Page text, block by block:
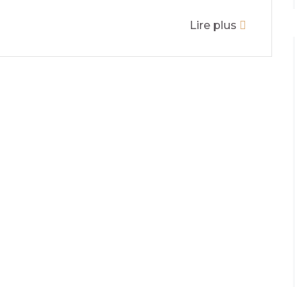
Lire plus